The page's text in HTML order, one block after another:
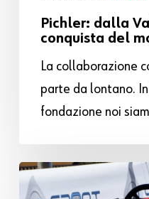
Pichler: dalla
conquista del
La collaborazione
parte da lontano.
fondazione noi